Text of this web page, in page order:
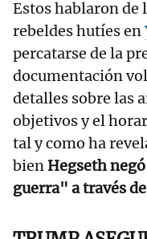
Estos hablaron de
rebeldes hutíes en
percatarse de la
documentación
detalles sobre las
objetivos y el
tal y como ha
bien Hegseth
guerra" a través